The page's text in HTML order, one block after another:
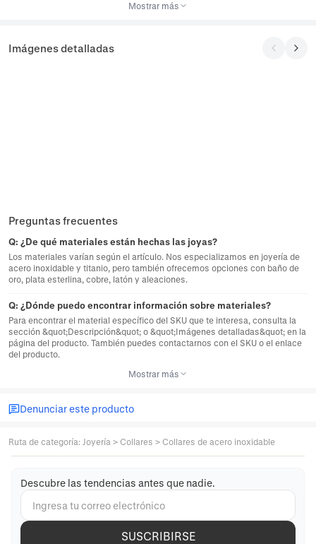
Mostrar más
Imágenes detalladas
Preguntas frecuentes
Q: ¿De qué materiales están hechas las joyas?
Los materiales varían según el artículo. Nos especializamos en joyería de
acero inoxidable y titanio, pero también ofrecemos opciones con baño de
oro, plata esterlina, cobre, latón y aleaciones.
Q: ¿Dónde puedo encontrar información sobre materiales?
Para encontrar el material específico del SKU que te interesa, consulta la
sección &quot;Descripción&quot; o &quot;Imágenes detalladas&quot; en la
página del producto. También puedes contactarnos con el SKU o el enlace
del producto.
Mostrar más
Denunciar este producto
Ruta de categoría: Joyería > Collares > Collares de acero inoxidable
Descubre las tendencias antes que nadie.
SUSCRIBIRSE